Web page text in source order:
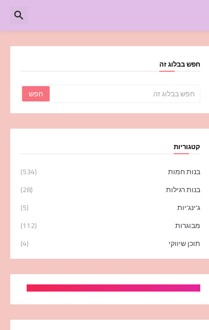
חפש בבלוג זה
קטגוריות
בנות חמות
(534)
בנות רגילות
(28)
ג'ינג'יות
(5)
מבוגרות
(112)
תוכן שיווקי
(4)